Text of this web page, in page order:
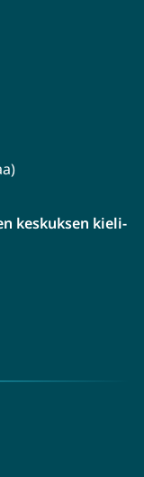
keskuksen kieli-